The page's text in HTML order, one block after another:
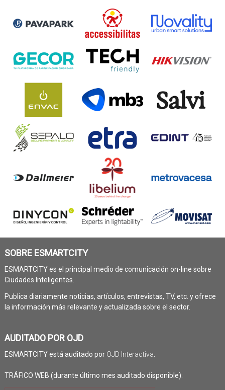
SOBRE ESMARTCITY
ESMARTCITY es el principal medio de comunicación on-line sobre
Ciudades Inteligentes.
Publica diariamente noticias, artículos, entrevistas, TV, etc. y ofrece
la información más relevante y actualizada sobre el sector.
AUDITADO POR OJD
ESMARTCITY está auditado por OJD Interactiva.
TRÁFICO WEB (durante último mes auditado disponible):